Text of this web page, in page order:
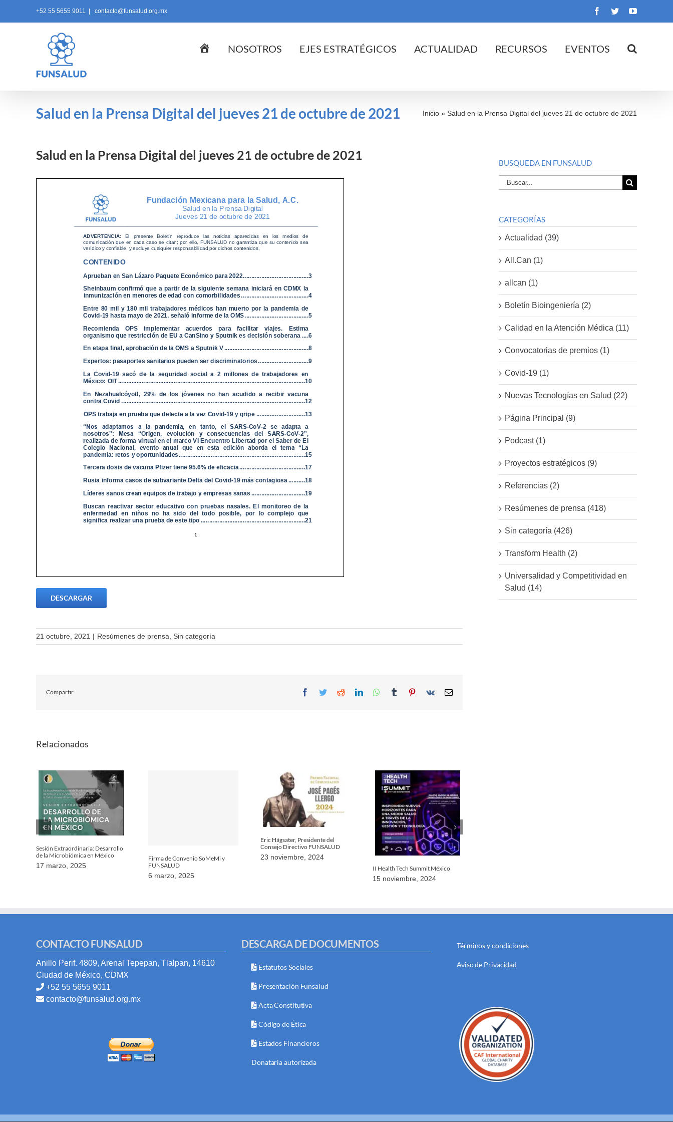
+52 55 5655 9011 contacto@funsalud.org.mx Facebook
TwitterYouTube
InicioNOSOTROS EJES ESTRATÉGICOS ACTUALIDAD RECURSOS EVENTOS
Salud en la Prensa Digital del jueves 21 de octubre de 2021 Inicio » Salud en la Prensa Digital del jueves 21 de octubre de 2021
Salud en la Prensa Digital del jueves 21 de octubre de 2021
DESCARGAR
21 octubre, 2021 | Resúmenes de prensa Sin categoría
Compartir Facebook
TwitterRedditLinkedInWhatsApp
Tumblr Pinterest
Vk Email
Relacionados
Sesión Extraordinaria: Desarrollo
de la Microbiómica en México
17 marzo, 2025
Firma de Convenio SoMeMi y
FUNSALUD
6 marzo, 2025
Eric Hágsater, Presidente del
Consejo Directivo FUNSALUD
23 noviembre, 2024
II Health Tech Summit México
15 noviembre, 2024
BUSQUEDA EN FUNSALUD
Buscar
por:
CATEGORÍAS
Actualidad (39)
All.Can (1)
allcan (1)
Boletín Bioingeniería (2)
Calidad en la Atención Médica (11)
Convocatorias de premios (1)
Covid-19 (1)
Nuevas Tecnologías en Salud (22)
Página Principal (9)
Podcast (1)
Proyectos estratégicos (9)
Referencias (2)
Resúmenes de prensa (418)
Sin categoría (426)
Transform Health (2)
Universalidad y Competitividad en
Salud (14)
CONTACTO FUNSALUD
Anillo Perif. 4809, Arenal Tepepan, Tlalpan, 14610
Ciudad de México, CDMX
+52 55 5655 9011
contacto@funsalud.org.mx
DESCARGA DE DOCUMENTOS
Estatutos Sociales
Presentación Funsalud
Acta Constitutiva
Código de Ética
Estados Financieros
Donataria autorizada
Términos y condiciones
Aviso de Privacidad